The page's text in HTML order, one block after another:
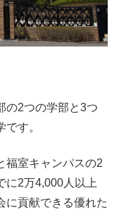
の2つの学部と3つ
す。
福室キャンパスの2
に2万4,000人以上
に貢献できる優れた